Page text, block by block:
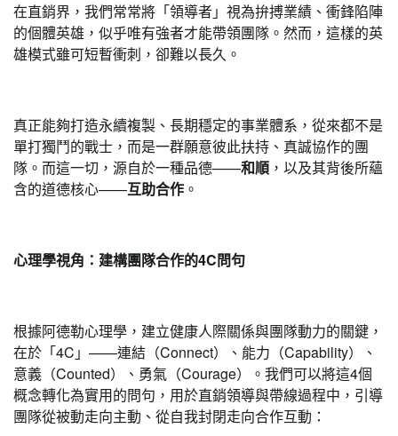
在直銷界，我們常常將「領導者」視為拚搏業績、衝鋒陷陣
的個體英雄，似乎唯有強者才能帶領團隊。然而，這樣的英
雄模式雖可短暫衝刺，卻難以長久。
真正能夠打造永續複製、長期穩定的事業體系，從來都不是
單打獨鬥的戰士，而是一群願意彼此扶持、真誠協作的團
隊。而這一切，源自於一種品德——和順 ，以及其背後所蘊
含的道德核心——互助合作 。
心理學視角：建構團隊合作的4C問句
根據阿德勒心理學，建立健康人際關係與團隊動力的關鍵，
在於「4C」——連結（Connect）、能力（Capability）、
意義（Counted）、勇氣（Courage）。我們可以將這4個
概念轉化為實用的問句，用於直銷領導與帶線過程中，引導
團隊從被動走向主動、從自我封閉走向合作互動：